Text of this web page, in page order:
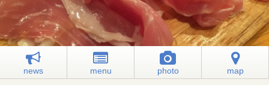
news menu photo map